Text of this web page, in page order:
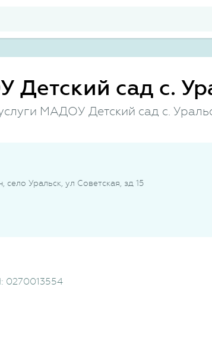
сад с.
МАДОУ Детский сад с.
Уральск, ул Советская, зд 15
0270013554